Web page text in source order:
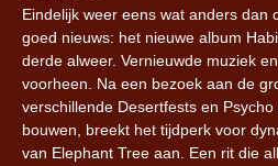
Eindelijk weer eens wat anders dan
goed nieuws: het nieuwe album
derde alweer. Vernieuwde muziek
voorheen. Na een bezoek aan de
verschillende Desertfests en
bouwen, breekt het tijdperk voor
van Elephant Tree aan. Een rit die